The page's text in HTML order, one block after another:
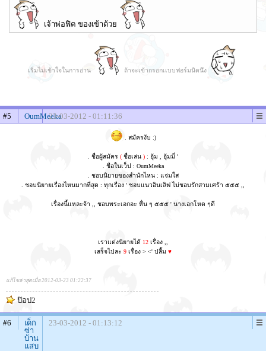
เจ้าพ่อฟิค ของเข้าด้วย
เริ่มไม่เข้าใจในการอ่าน ถ้าจะเข้ากรอกเเบบฟอร์มนิดนึง
#5 OumMeeka23-03-2012 - 01:11:36
. สมัครงับ :)
. ชื่อผู้สมัคร ( ชื่อเล่น ) : อุ้ม , อุ้มมี่ '
. ชื่อในเว็ป : OumMeeka
. ชอบนิยายของสำนักไหน : แจ่มใส
. ชอบนิยายเรื่องไหนมากที่สุด : ทุกเรื่อง ' ชอบแนวอินเลิฟ ไม่ชอบรักสามเศร้า ๕๕๕ ,,
เรื่องนี้แหละจ้า ,, ชอบพระเอกอะ หื่น ๆ ๕๕๕ ' นางเอกโหด ๆดี
เราแต่งนิยายได้ 12 เรื่อง ,,
เสร็จไปละ 9 เรื่อง > <' ปลื้ม ♥
แก้ไขล่าสุดเมื่อ 2012-03-23 01:22:37
ป๊อป2
#6
เด็ก
ซ่า
บ้าน
แสบ
23-03-2012 - 01:13:12